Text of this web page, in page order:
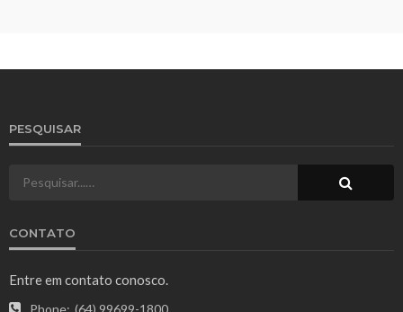
PESQUISAR
CONTATO
Entre em contato conosco.
Phone: (64) 99699-1800